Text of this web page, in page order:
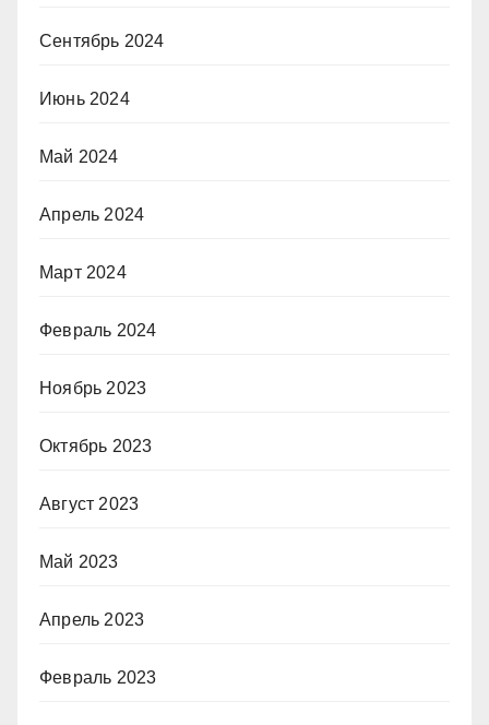
Сентябрь 2024
Июнь 2024
Май 2024
Апрель 2024
Март 2024
Февраль 2024
Ноябрь 2023
Октябрь 2023
Август 2023
Май 2023
Апрель 2023
Февраль 2023